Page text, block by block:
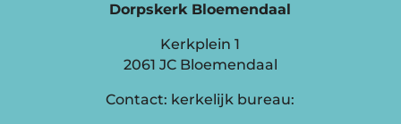
Dorpskerk Bloemendaal
Kerkplein 1
2061 JC Bloemendaal
Contact: kerkelijk bureau: